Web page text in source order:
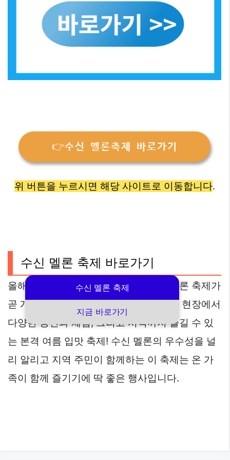
수신 멜론 축제
지금 바로가기
👉수신 멜론축제 바로가기
위 버튼을 누르시면 해당 사이트로 이동합니다.
수신 멜론 축제 바로가기
올해로 두 번째를 맞이하는 천안 수신 멜론 축제가
곧 개막합니다. 달콤한 멜론 향이 가득한 현장에서
다양한 공연과 체험, 그리고 시식까지 즐길 수 있
는 본격 여름 입맛 축제! 수신 멜론의 우수성을 널
리 알리고 지역 주민이 함께하는 이 축제는 온 가
족이 함께 즐기기에 딱 좋은 행사입니다.